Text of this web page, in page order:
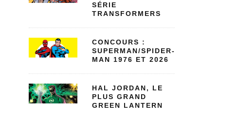
SÉRIE
TRANSFORMERS
CONCOURS :
SUPERMAN/SPIDER-
MAN 1976 ET 2026
HAL JORDAN, LE
PLUS GRAND
GREEN LANTERN